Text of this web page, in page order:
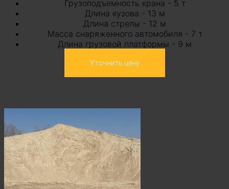
Грузоподъемность крана - 5 т
Длина кузова - 13 м
Длина стрелы - 12 м
Масса снаряженного автомобиля - 7 т
Длина грузовой платформы - 9 м
Уточнить цену